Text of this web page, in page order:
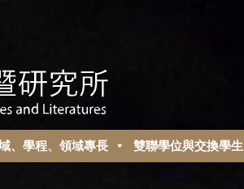
、學程、領域專長 雙聯學位與交換學生